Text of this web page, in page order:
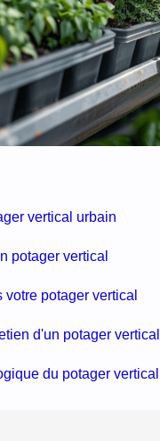
vertical urbain
potager vertical
potager vertical
d'un potager vertical
du potager vertical